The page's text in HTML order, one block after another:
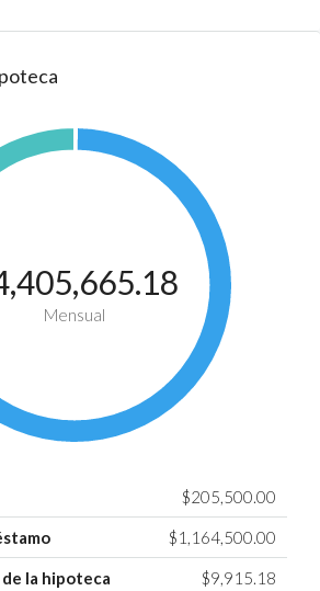
Mensual
$205,500.00
$1,164,500.00
de la hipoteca $9,915.18